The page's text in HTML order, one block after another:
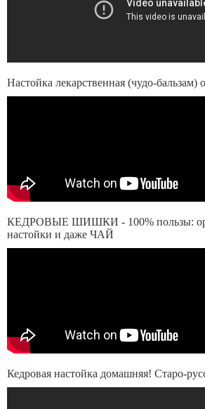
Настойка лекарственная (чудо-бальзам)
КЕДРОВЫЕ ШИШКИ - 100% пользы:
настойки и даже ЧАЙ
Кедровая настойка домашняя! Cтаро-